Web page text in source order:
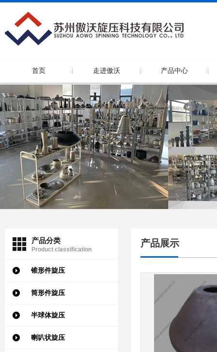
首页 走进傲沃 产品中心
产品分类
Product classification
锥形件旋压
筒形件旋压
半球体旋压
喇叭状旋压
产品展示